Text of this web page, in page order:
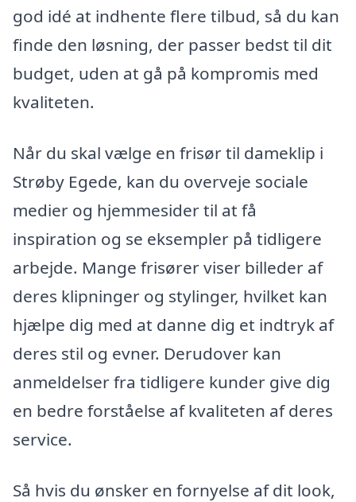
god idé at indhente flere tilbud, så du kan
finde den løsning, der passer bedst til dit
budget, uden at gå på kompromis med
kvaliteten.
Når du skal vælge en frisør til dameklip i
Strøby Egede, kan du overveje sociale
medier og hjemmesider til at få
inspiration og se eksempler på tidligere
arbejde. Mange frisører viser billeder af
deres klipninger og stylinger, hvilket kan
hjælpe dig med at danne dig et indtryk af
deres stil og evner. Derudover kan
anmeldelser fra tidligere kunder give dig
en bedre forståelse af kvaliteten af deres
service.
Så hvis du ønsker en fornyelse af dit look,